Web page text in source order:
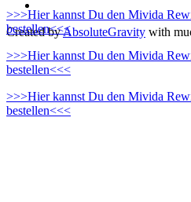
>>>Hier kannst Du den Mivida
bestellen<<<
>>>Hier kannst Du den Mivida
bestellen<<<
>>>Hier kannst Du den Mivida
bestellen<<<
Created byAbsoluteGravity with